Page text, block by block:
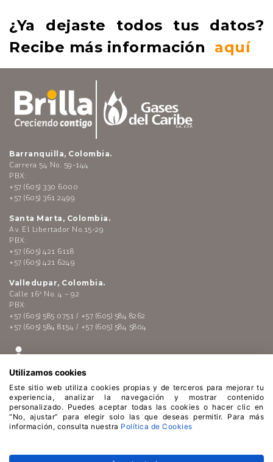
¿Ya dejaste todos tus datos?
Recibe más información
aquí
Barranquilla, Colombia.
Carrera 54 No. 59-144
PBX:
+57 (605) 330 6000
+57 (605) 361 2499
Santa Marta, Colombia.
Av. El Libertador No.15-29
PBX:
+57 (605) 421 6118
+57 (605) 421 6249
Valledupar, Colombia.
Calle 16ª No. 4 – 92
PBX:
+57 (605) 585 0751 / +57 (605) 584 8262
+57 (605) 584 8154 / +57 (605) 584 5804
Enlaces de interés:Polí­tica de tratamiento de datos
Utilizamos cookies
Este sitio web utiliza cookies propias y de terceros para mejorar tu
experiencia, analizar la navegación y mostrar contenido
personalizado. Puedes aceptar todas las cookies o hacer clic en
“No, ajustar” para elegir solo las que deseas permitir. Para más
información, consulta nuestra Política de Cookies